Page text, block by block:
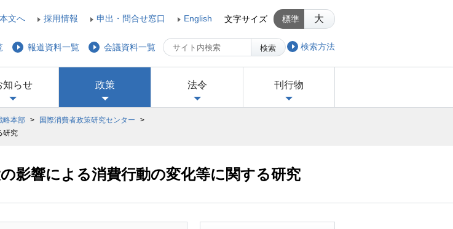
文字サイズ 標準 大
本文へ 採用情報 申出・問合せ窓口 English
検索 検索方法
報道資料一覧 会議資料一覧
知らせ 政策 法令 刊行物
略本部 > 国際消費者政策研究センター
>
研究
影響による消費行動の変化等に関する研究